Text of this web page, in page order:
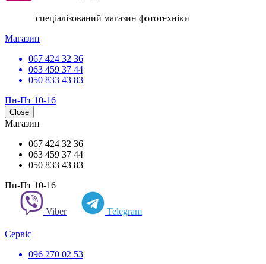
спеціалізований магазин фототехніки
Магазин
067 424 32 36
063 459 37 44
050 833 43 83
Пн-Пт 10-16
Close
Магазин
067 424 32 36
063 459 37 44
050 833 43 83
Пн-Пт 10-16
Viber Telegram
Сервіс
096 270 02 53